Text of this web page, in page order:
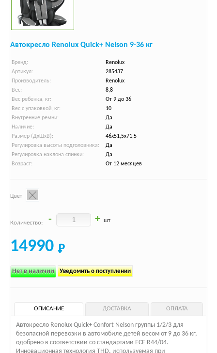
Автокресло Renolux Quick+ Nelson 9-36 кг
Бренд:
Renolux
Артикул:
285437
Производитель:
Renolux
Вес:
8,8
Вес ребенка, кг:
От 9 до 36
Вес с упаковкой, кг:
10
Внутренние ремни:
Да
Наличие:
Да
Размер (ДхШхВ):
46х51,5х71,5
Регулировка высоты подголовника:
Да
Регулировка наклона спинки:
Да
Возраст:
От 12 месяцев
Цвет
Количество: - + шт
14990
Нет в наличии Уведомить о поступлении
ОПИСАНИЕ ДОСТАВКА ОПЛАТА
Автокресло Renolux Quick+ Confort Nelson группы 1/2/3 для
безопасной перевозки в автомобиле детей весом от 9 до 36 кг,
одобрено в соответствии со стандартами ECE R44/04.
Инновационная технология THD, используемая при